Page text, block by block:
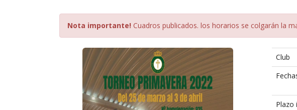
Nota importante! Cuadros publicados. los horarios se colgarán la
Club
Plazo